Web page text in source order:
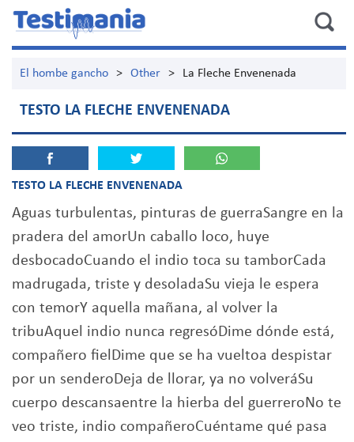
El hombe gancho > Other > La Fleche Envenenada
TESTO LA FLECHE ENVENENADA
TESTO LA FLECHE ENVENENADA
Aguas turbulentas, pinturas de guerraSangre en la
pradera del amorUn caballo loco, huye
desbocadoCuando el indio toca su tamborCada
madrugada, triste y desoladaSu vieja le espera
con temorY aquella mañana, al volver la
tribuAquel indio nunca regresóDime dónde está,
compañero fielDime que se ha vueltoa despistar
por un senderoDeja de llorar, ya no volveráSu
cuerpo descansaentre la hierba del guerreroNo te
veo triste, indio compañeroCuéntame qué pasa